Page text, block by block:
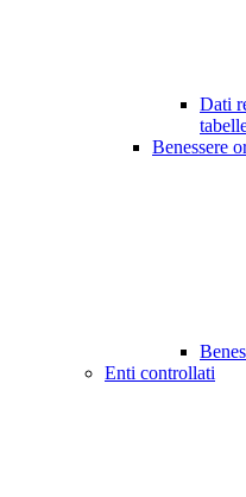
Dati
Benessere
Enti controllati